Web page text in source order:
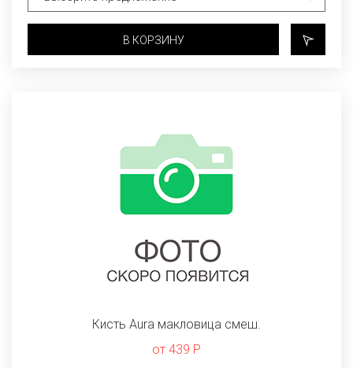
В КОРЗИНУ
Кисть Aura макловица смеш.
от 439 Р